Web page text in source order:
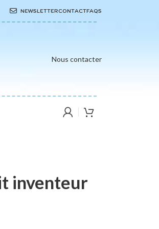
NEWSLETTERCONTACTFAQS
Nous contacter
inventeur